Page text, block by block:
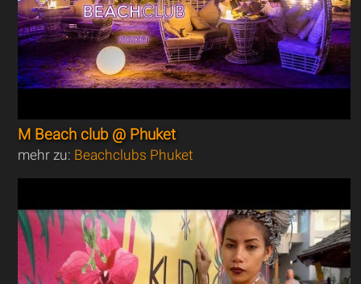
M Beach club @ Phuket
mehr zu: Beachclubs Phuket